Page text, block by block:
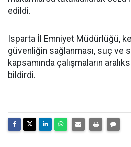
edildi.
Isparta İl Emniyet Müdürlüğü,
güvenliğin sağlanması, suç ve
kapsamında çalışmaların
bildirdi.